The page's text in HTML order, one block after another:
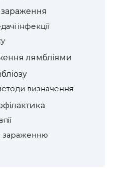
зараження
інфекції
лямбліями
визначення
зараженню